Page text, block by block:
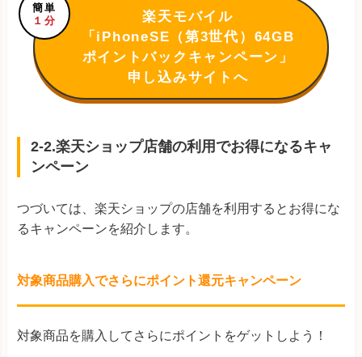
簡単
１分
楽天モバイル
「iPhoneSE（第3世代）64GB
ポイントバックキャンペーン」
申し込みサイトへ
2-2.楽天ショップ店舗の利用でお得になるキャ
ンペーン
つづいては、楽天ショップの店舗を利用するとお得にな
るキャンペーンを紹介します。
対象商品購入でさらにポイント還元キャンペーン
対象商品を購入してさらにポイントをゲットしよう！